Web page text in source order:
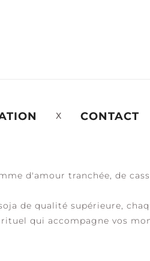
CONTACT
d'amour tranchée, de
de qualité supérieure,
qui accompagne vos